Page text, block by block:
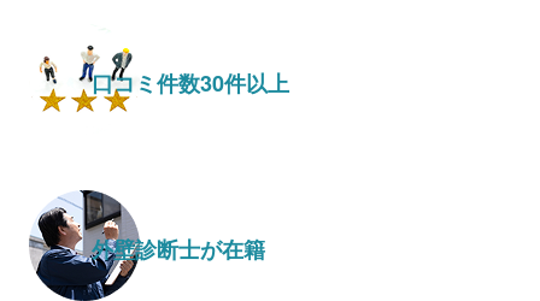
口コミ件数30件以上
外壁診断士が在籍